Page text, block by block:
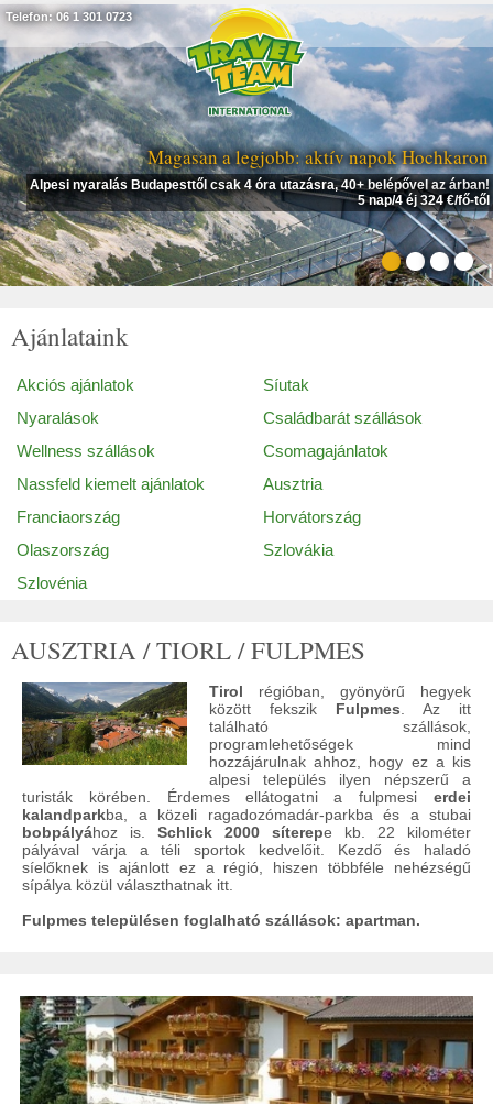
Magasan a legjobb: aktív napok Hochkaron
Alpesi nyaralás Budapesttől csak 4 óra utazásra, 40+ belépővel az árban!
5 nap/4 éj 324 €/fő-től
Telefon: 06 1 301 0723
Ajánlataink
Akciós ajánlatok
Síutak
Nyaralások
Családbarát szállások
Wellness szállások
Csomagajánlatok
Nassfeld kiemelt ajánlatok
Ausztria
Franciaország
Horvátország
Olaszország
Szlovákia
Szlovénia
AUSZTRIA / TIORL / FULPMES
Tirol régióban, gyönyörű hegyek
között fekszik Fulpmes . Az itt
található szállások,
programlehetőségek mind
hozzájárulnak ahhoz, hogy ez a kis
alpesi település ilyen népszerű a
turisták körében. Érdemes ellátogatni a fulpmesi erdei
kalandparkba, a közeli ragadozómadár-parkba és a stubai
bobpályához is. Schlick 2000 síterepe kb. 22 kilométer
pályával várja a téli sportok kedvelőit. Kezdő és haladó
síelőknek is ajánlott ez a régió, hiszen többféle nehézségű
sípálya közül választhatnak itt.
Fulpmes településen foglalható szállások: apartman.